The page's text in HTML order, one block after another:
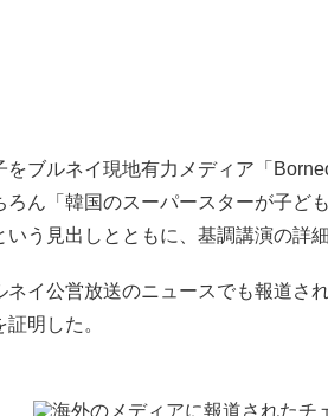
をブルネイ現地有力メディア「
ろん「韓国のスーパースターが子ど
いう見出しとともに、基調講演の詳
ネイ公営放送のニュースでも報道さ
明した。